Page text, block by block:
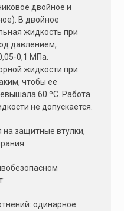
двойное и
В двойное
жидкость при
давлением,
0,1 МПа.
жидкости при
чтобы ее
60 ºС. Работа
не допускается.
на защитные втулки,
одинарное